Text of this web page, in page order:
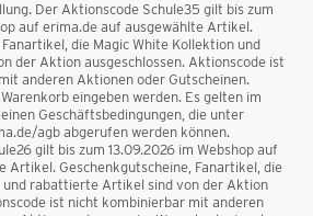
Der Aktionscode Schule35 gilt bis zum
auf erima.de auf ausgewählte Artikel.
die Magic White Kollektion und
der Aktion ausgeschlossen. Aktionscode ist
anderen Aktionen oder Gutscheinen.
eingeben werden. Es gelten im
Geschäftsbedingungen, die unter
agb abgerufen werden können.
gilt bis zum 13.09.2026 im Webshop auf
Artikel. Geschenkgutscheine, Fanartikel, die
und rabattierte Artikel sind von der Aktion
ist nicht kombinierbar mit anderen